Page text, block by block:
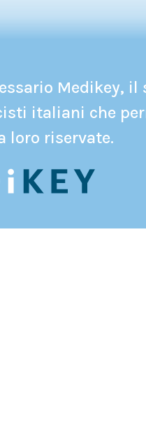
Medikey, il
italiani che
loro riservate.